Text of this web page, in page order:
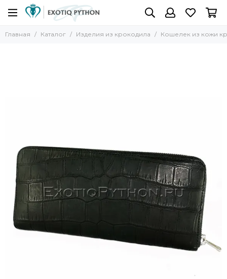
Главная Каталог Изделия из крокодила Кошелек из кожи